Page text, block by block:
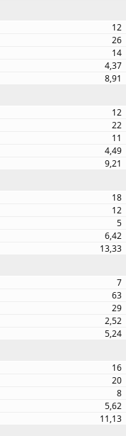
12
26
14
4,37
8,91
12
22
11
4,49
9,21
18
12
5
6,42
13,33
7
63
29
2,52
5,24
16
20
8
5,62
11,13